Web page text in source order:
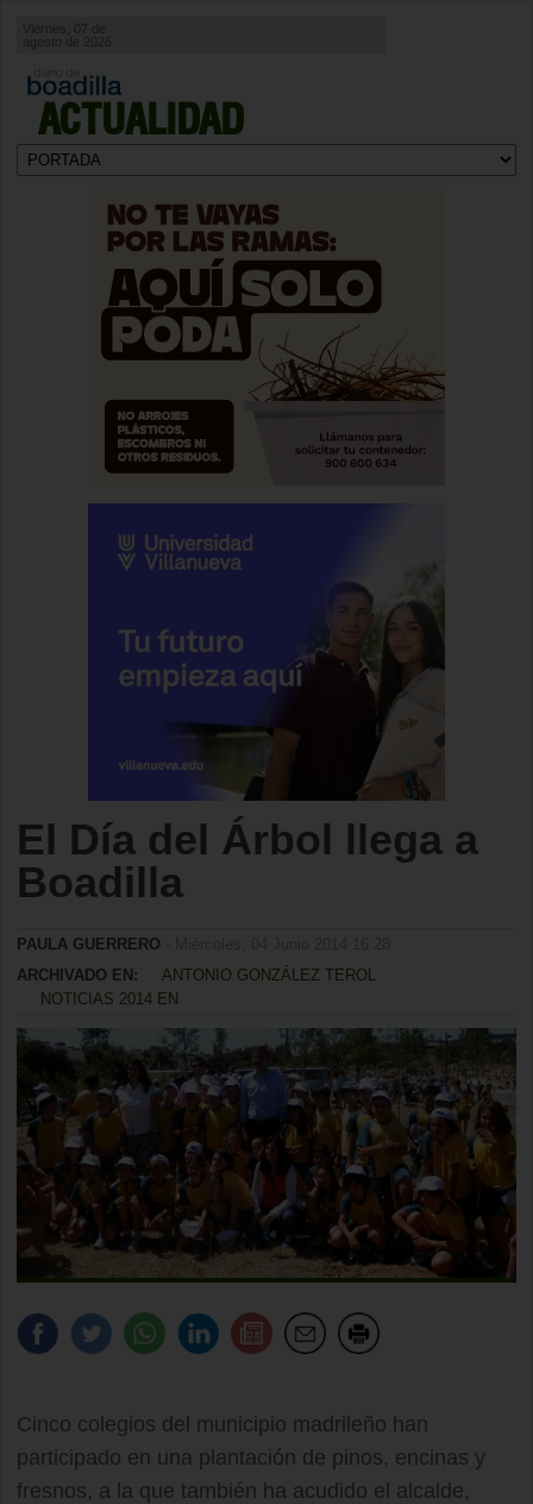
ACTUALIDAD
agosto de 2026
El Día del Árbol llega a
Boadilla
PAULA GUERRERO
ARCHIVADO EN:
ANTONIO GONZÁLEZ TEROL
NOTICIAS 2014 EN
Cinco colegios del municipio madrileño han
participado en una plantación de pinos, encinas y
fresnos, a la que también ha acudido el alcalde,